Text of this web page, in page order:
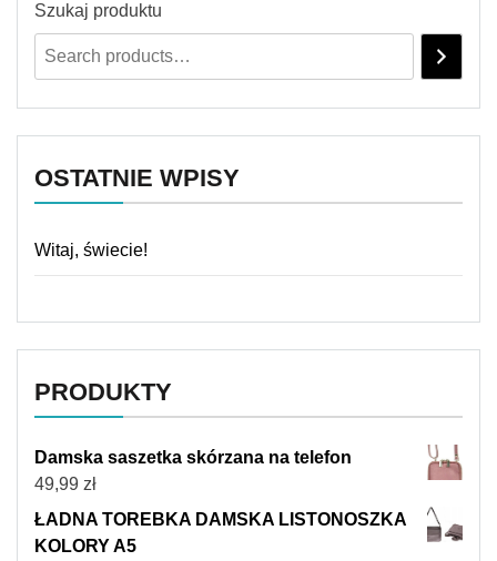
Szukaj produktu
OSTATNIE WPISY
Witaj, świecie!
PRODUKTY
Damska saszetka skórzana na telefon
49,99 zł
ŁADNA TOREBKA DAMSKA LISTONOSZKA
KOLORY A5